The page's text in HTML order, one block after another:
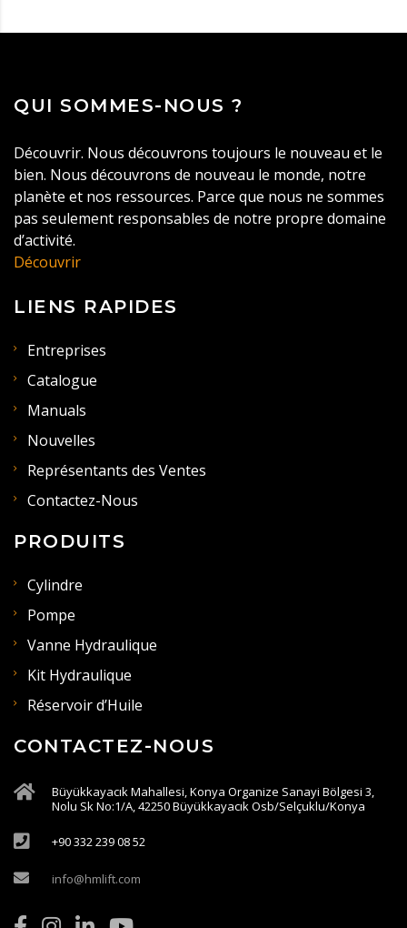
QUI SOMMES-NOUS ?
Découvrir. Nous découvrons toujours le nouveau et le
bien. Nous découvrons de nouveau le monde, notre
planète et nos ressources. Parce que nous ne sommes
pas seulement responsables de notre propre domaine
d’activité.
Découvrir
LIENS RAPIDES
Entreprises
Catalogue
Manuals
Nouvelles
Représentants des Ventes
Contactez-Nous
PRODUITS
Cylindre
Pompe
Vanne Hydraulique
Kit Hydraulique
Réservoir d’Huile
CONTACTEZ-NOUS
Büyükkayacık Mahallesi, Konya Organize Sanayi Bölgesi 3,
Nolu Sk No:1/A, 42250 Büyükkayacık Osb/Selçuklu/Konya
+90 332 239 08 52
info@hmlift.com